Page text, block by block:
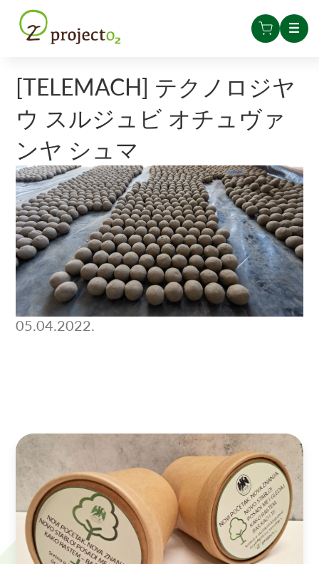
[TELEMACH] テクノロジヤ
ウ スルジュビ オチュヴァ
ンヤ シュマ
05.04.2022.